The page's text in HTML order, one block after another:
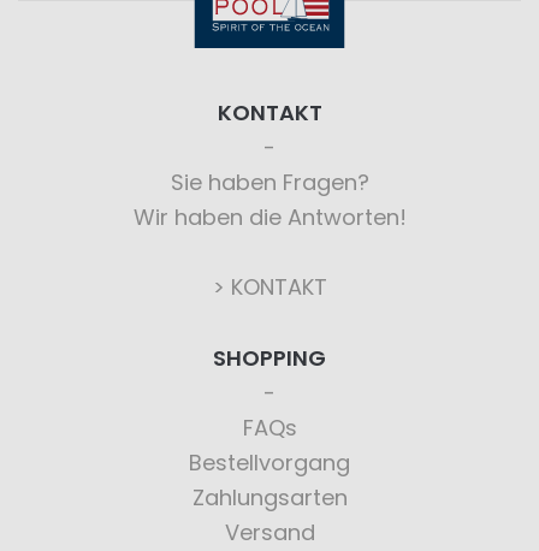
KONTAKT
Sie haben Fragen?
Wir haben die Antworten!
> KONTAKT
SHOPPING
FAQs
Bestellvorgang
Zahlungsarten
Versand